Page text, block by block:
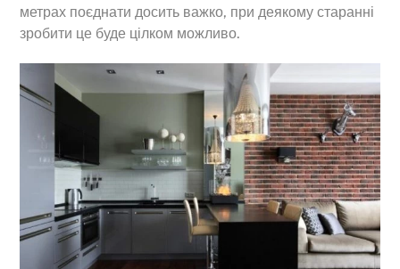
метрах поєднати досить важко, при деякому старанні
зробити це буде цілком можливо.